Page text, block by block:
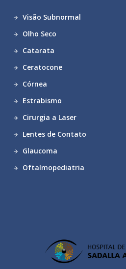
Visão Subnormal
Olho Seco
Catarata
Ceratocone
Córnea
Estrabismo
Cirurgia a Laser
Lentes de Contato
Glaucoma
Oftalmopediatria